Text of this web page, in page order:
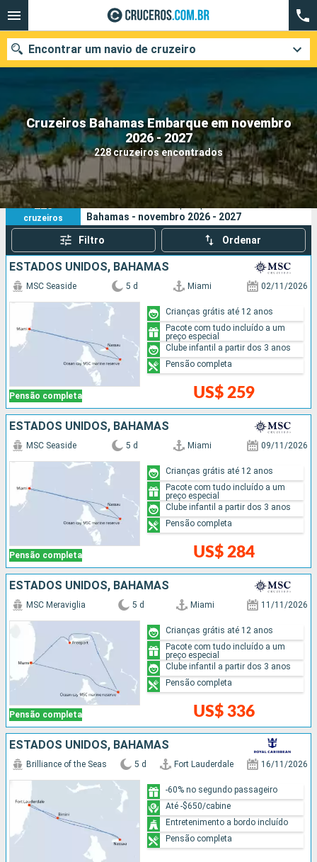
Cruzeiros Bahamas Embarque em novembro
2026 - 2027
228 cruzeiros encontrados
Encontrar um navio de cruzeiro
Quando ir?
Data de partida
Cidades Companhias
Pesquisar
228
cruzeiros
Os seus critérios de pesquisa:
Bahamas - novembro 2026 - 2027
Filtro Ordenar
ESTADOS UNIDOS, BAHAMAS
Pensão completa
MSC Seaside 5 d Miami 02/11/2026
US$ 259
Crianças grátis até 12 anos
Pacote com tudo incluído a um
preço especial
Clube infantil a partir dos 3 anos
Pensão completa
ESTADOS UNIDOS, BAHAMAS
Pensão completa
MSC Seaside 5 d Miami 09/11/2026
US$ 284
Crianças grátis até 12 anos
Pacote com tudo incluído a um
preço especial
Clube infantil a partir dos 3 anos
Pensão completa
ESTADOS UNIDOS, BAHAMAS
Pensão completa
MSC Meraviglia 5 d Miami 11/11/2026
US$ 336
Crianças grátis até 12 anos
Pacote com tudo incluído a um
preço especial
Clube infantil a partir dos 3 anos
Pensão completa
ESTADOS UNIDOS, BAHAMAS
Brilliance of the Seas 5 d Fort Lauderdale 16/11/2026
-60% no segundo passageiro
Até -$650/cabine
Entretenimento a bordo incluído
Pensão completa